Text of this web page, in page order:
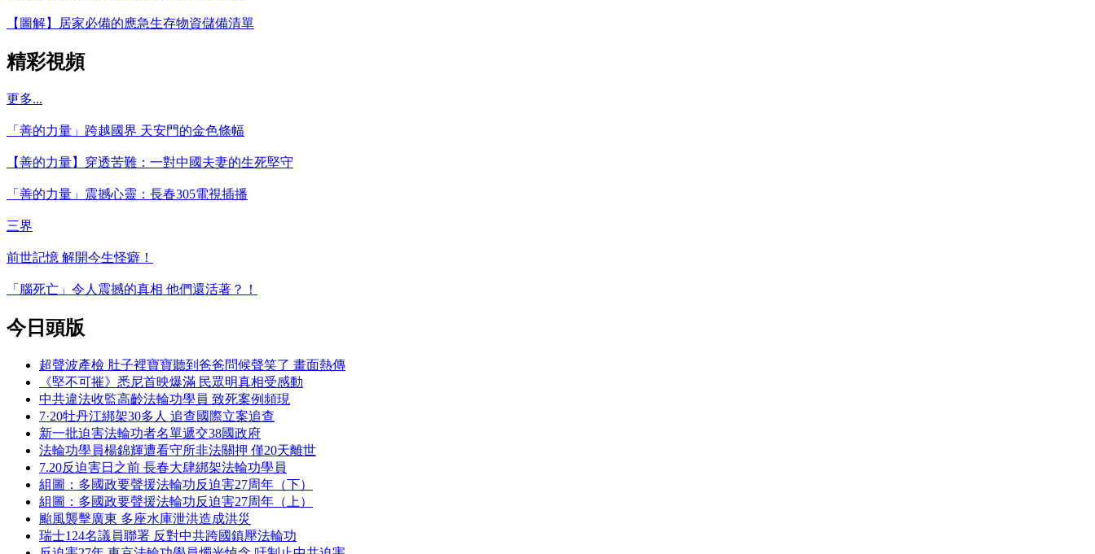
【圖解】居家必備的應急生存物資儲備清單
精彩視頻
更多...
「善的力量」跨越國界 天安門的金色條幅
【善的力量】穿透苦難：一對中國夫妻的生死堅守
「善的力量」震撼心靈：長春305電視插播
三界
前世記憶 解開今生怪癖！
「腦死亡」令人震撼的真相 他們還活著？！
今日頭版
超聲波產檢 肚子裡寶寶聽到爸爸問候聲笑了 畫面熱傳
《堅不可摧》悉尼首映爆滿 民眾明真相受感動
中共違法收監高齡法輪功學員 致死案例頻現
7·20牡丹江綁架30多人 追查國際立案追查
新一批迫害法輪功者名單遞交38國政府
法輪功學員楊錦輝遭看守所非法關押 僅20天離世
7.20反迫害日之前 長春大肆綁架法輪功學員
組圖：多國政要聲援法輪功反迫害27周年（下）
組圖：多國政要聲援法輪功反迫害27周年（上）
颱風襲擊廣東 多座水庫泄洪造成洪災
瑞士124名議員聯署 反對中共跨國鎮壓法輪功